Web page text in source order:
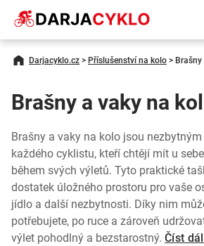
Darjacyklo.cz > Příslušenství na kolo >
Brašny a vaky na
Brašny a vaky na kolo jsou
každého cyklistu, kteří chtějí mít u
během svých výletů. Tyto praktické
dostatek úložného prostoru pro vaše
jídlo a další nezbytnosti. Díky nim
potřebujete, po ruce a zároveň
výlet pohodlný a bezstarostný. Číst